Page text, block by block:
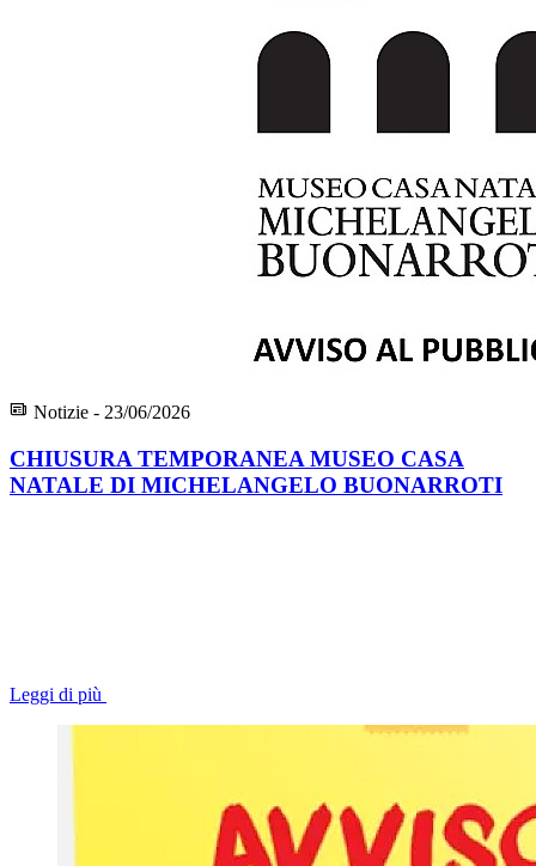
Notizie - 23/06/2026
CHIUSURA TEMPORANEA MUSEO CASA
NATALE DI MICHELANGELO BUONARROTI
Leggi di più